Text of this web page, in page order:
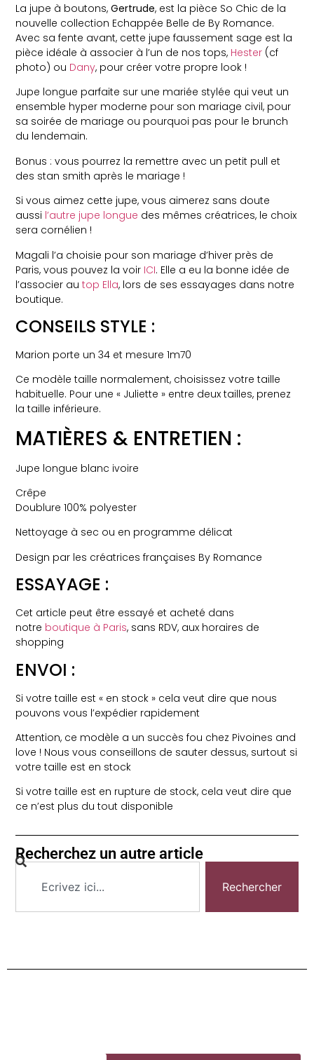
La jupe à boutons,Gertrude, est la pièce So Chic de la
nouvelle collection Echappée Belle de By Romance.
Avec sa fente avant, cette jupe faussement sage est la
pièce idéale à associer à l’un de nos tops, Hester (cf
photo) ou Dany, pour créer votre propre look !
Jupe longue parfaite sur une mariée stylée qui veut un
ensemble hyper moderne pour son mariage civil, pour
sa soirée de mariage ou pourquoi pas pour le brunch
du lendemain.
Bonus : vous pourrez la remettre avec un petit pull et
des stan smith après le mariage !
Si vous aimez cette jupe, vous aimerez sans doute
aussi l’autre jupe longue des mêmes créatrices, le choix
sera cornélien !
Magali l’a choisie pour son mariage d’hiver près de
Paris, vous pouvez la voir ICI. Elle a eu la bonne idée de
l’associer autop Ella, lors de ses essayages dans notre
boutique.
CONSEILS STYLE :
Marion porte un 34 et mesure 1m70
Ce modèle taille normalement, choisissez votre taille
habituelle. Pour une « Juliette » entre deux tailles, prenez
la taille inférieure.
MATIÈRES & ENTRETIEN :
Jupe longue blanc ivoire
Crêpe
Doublure 100% polyester
Nettoyage à sec ou en programme délicat
Design par les créatrices françaises By Romance
ESSAYAGE :
Cet article peut être essayé et acheté dans
notre boutique à Paris, sans RDV, aux horaires de
shopping
ENVOI :
Si votre taille est « en stock » cela veut dire que nous
pouvons vous l’expédier rapidement
Attention, ce modèle a un succès fou chez Pivoines and
love ! Nous vous conseillons de sauter dessus, surtout si
votre taille est en stock
Si votre taille est en rupture de stock, cela veut dire que
ce n’est plus du tout disponible
Recherchez un autre article
Rechercher